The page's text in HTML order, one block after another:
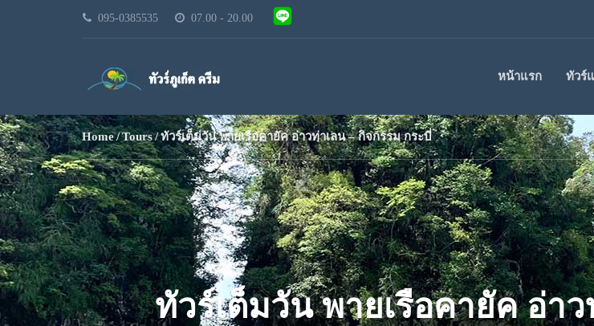
095-0385535 07.00 - 20.00
หน้าแรก ทัวร์
Home Tours ทัวร์เต็มวัน พายเรือคายัค อ่าวท่าเลน – กิจกรรม กระบี่
ทัวร์เต็มวัน พายเรือคายัค อ่า